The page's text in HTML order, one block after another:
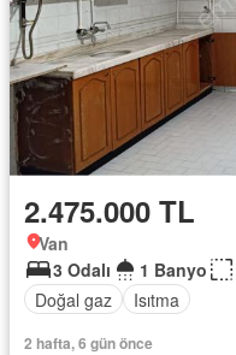
2.475.000 TL
Van
3 Odalı
1 Banyo
Doğal gaz
Isıtma
2 hafta, 6 gün önce